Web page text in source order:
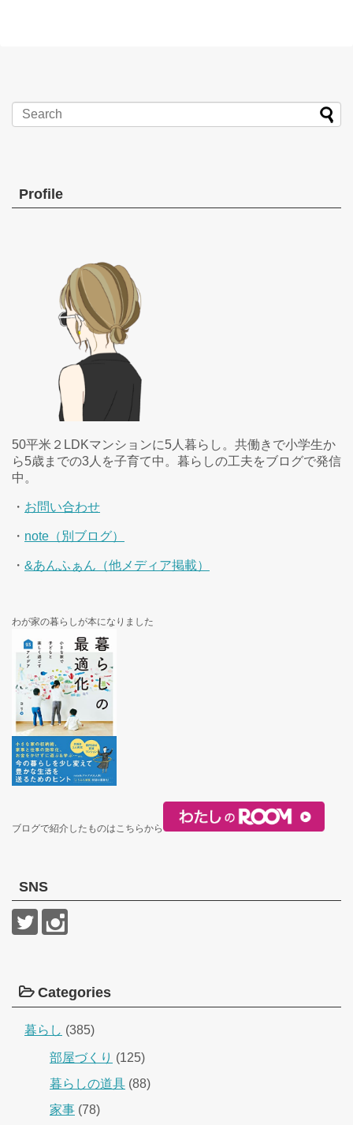
Profile
50平米２LDKマンションに5人暮らし。共働きで小学生か
ら5歳までの3人を子育て中。暮らしの工夫をブログで発信
中。
・ お問い合わせ
・ note（別ブログ）
・ &あんふぁん（他メディア掲載）
わが家の暮らしが本になりました
ブログで紹介したものはこちらから
SNS
Categories
暮らし (385)
部屋づくり (125)
暮らしの道具 (88)
家事 (78)